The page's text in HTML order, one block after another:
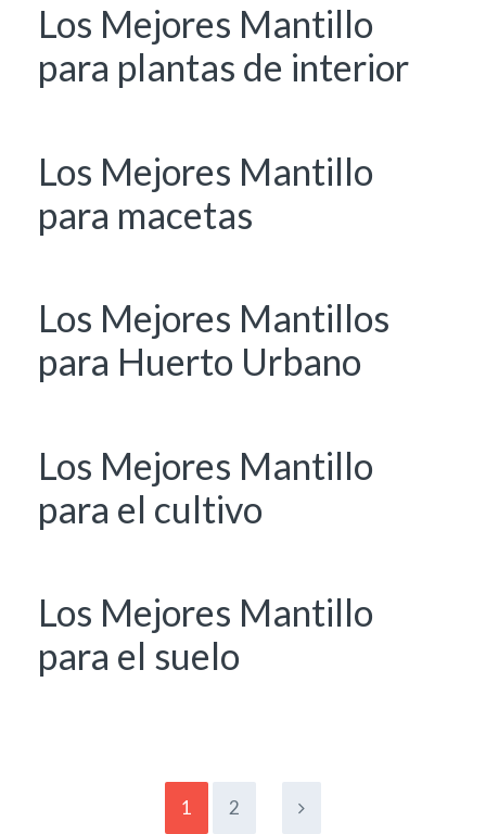
Los Mejores Mantillo
para plantas de interior
Los Mejores Mantillo
para macetas
Los Mejores Mantillos
para Huerto Urbano
Los Mejores Mantillo
para el cultivo
Los Mejores Mantillo
para el suelo
1 2